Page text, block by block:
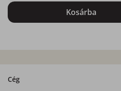
Kosárba
Cég